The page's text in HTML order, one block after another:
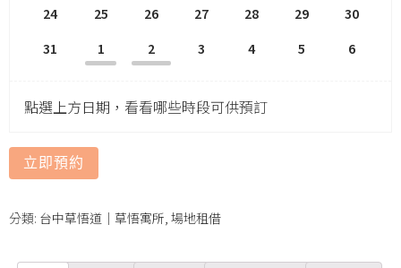
24
25 26 27 28 29
30
31
1 2 3 4 5 6
點選上方日期，看看哪些時段可供預訂
立即預約
分類: 台中草悟道｜草悟寓所 場地租借